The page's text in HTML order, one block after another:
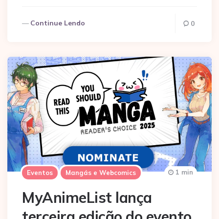
Continue Lendo 0
Eventos Mangás e Webcomics
MyAnimeList lança
1 min